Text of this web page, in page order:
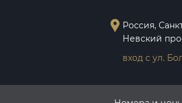
Россия,
Невский
вход с ул.